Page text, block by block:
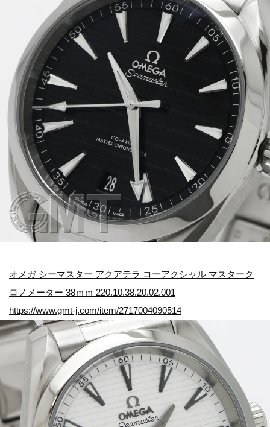
オメガ シーマスター アクアテラ コーアクシャル マスターク
ロノメーター 38ｍｍ 220.10.38.20.02.001
https://www.gmt-j.com/item/2717004090514